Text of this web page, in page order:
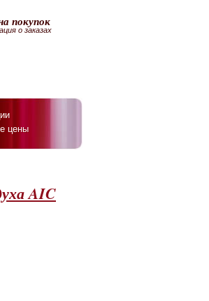
покупок
о заказах
цены
AIC